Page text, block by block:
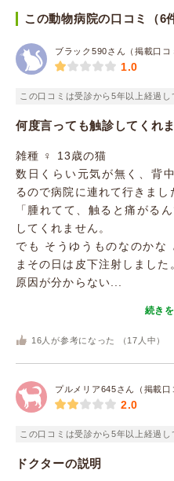
この動物病院の口コミ（6
ブラック590さん（掲載口コ
1.0
この口コミは受診から5年以上経過し
何度言っても触診してくれ
雑種 ♀ 13歳の猫
数日くらい元気が無く、背
るので病院に連れて行きまし
「腫れてて、触ると痛がる
してくれません。
でも そうゆうものなのかな
まその日は皮下注射しました
原因が分からない...
続き
16 人が参考になった （ 17 人中）
プルメリア645さん（掲載口
2.0
この口コミは受診から5年以上経過し
ドクターの説明